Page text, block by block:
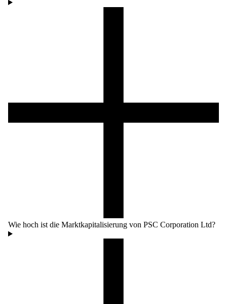
Wie hoch ist die Marktkapitalisierung von PSC Corporation Ltd?